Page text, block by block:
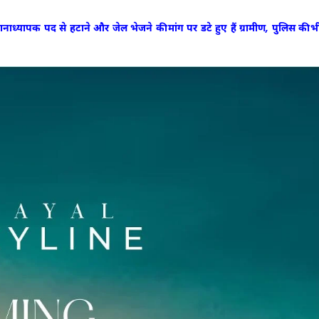
पद से हटाने और जेल भेजने की मांग पर डटे हुए हैं ग्रामीण, पुलिस की